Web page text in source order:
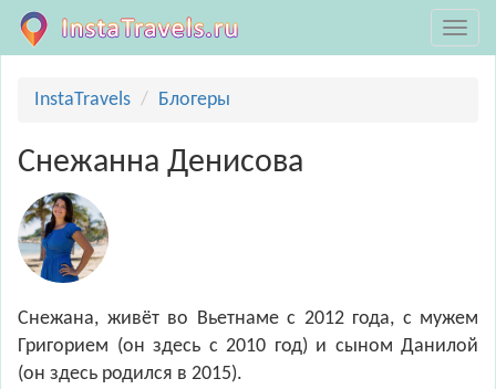
InstaTravels Блогеры
Снежанна Денисова
Снежана, живёт во Вьетнаме с 2012 года, с мужем
Григорием (он здесь с 2010 год) и сыном Данилой
(он здесь родился в 2015). ⠀